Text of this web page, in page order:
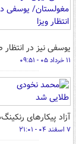
یوسفی نیز در
۱۱ خرداد ۰۵ - ۰۹:۵۱
آزاد پیکارهای
۷ اسفند ۰۴ - ۲۱:۰۱